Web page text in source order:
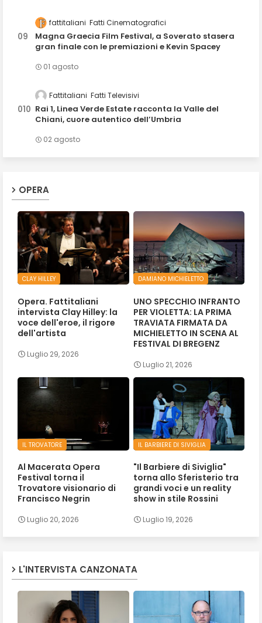
fattitaliani Fatti Cinematografici
Magna Graecia Film Festival, a Soverato stasera
gran finale con le premiazioni e Kevin Spacey
01 agosto
Fattitaliani Fatti Televisivi
Rai 1, Linea Verde Estate racconta la Valle del
Chiani, cuore autentico dell’Umbria
02 agosto
OPERA
CLAY HILLEY
Opera. Fattitaliani
intervista Clay Hilley: la
voce dell'eroe, il rigore
dell'artista
Luglio 29, 2026
DAMIANO MICHIELETTO
UNO SPECCHIO INFRANTO
PER VIOLETTA: LA PRIMA
TRAVIATA FIRMATA DA
MICHIELETTO IN SCENA AL
FESTIVAL DI BREGENZ
Luglio 21, 2026
IL TROVATORE
Al Macerata Opera
Festival torna il
Trovatore visionario di
Francisco Negrin
Luglio 20, 2026
IL BARBIERE DI SIVIGLIA
"Il Barbiere di Siviglia"
torna allo Sferisterio tra
grandi voci e un reality
show in stile Rossini
Luglio 19, 2026
L'INTERVISTA CANZONATA